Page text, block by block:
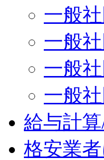
一般
一般
一般
一般
給与計
格安業